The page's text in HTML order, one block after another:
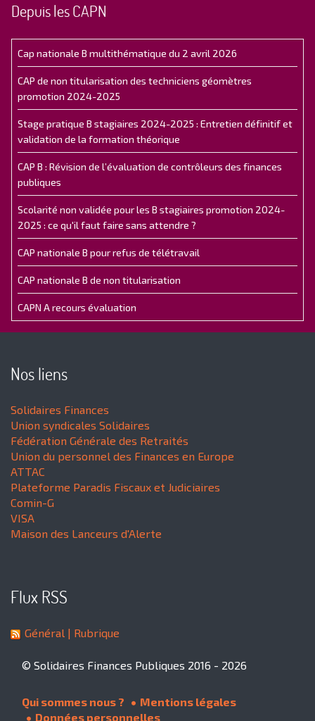
Depuis les CAPN
Cap nationale B multithématique du 2 avril 2026
CAP de non titularisation des techniciens géomètres
promotion 2024-2025
Stage pratique B stagiaires 2024-2025 : Entretien définitif et
validation de la formation théorique
CAP B : Révision de l’évaluation de contrôleurs des finances
publiques
Scolarité non validée pour les B stagiaires promotion 2024-
2025 : ce qu'il faut faire sans attendre ?
CAP nationale B pour refus de télétravail
CAP nationale B de non titularisation
CAPN A recours évaluation
Nos liens
Solidaires Finances
Union syndicales Solidaires
Fédération Générale des Retraités
Union du personnel des Finances en Europe
ATTAC
Plateforme Paradis Fiscaux et Judiciaires
Comin-G
VISA
Maison des Lanceurs d'Alerte
Flux RSS
Général | Rubrique
© Solidaires Finances Publiques 2016 - 2026
Qui sommes nous ?
Mentions légales
Données personnelles